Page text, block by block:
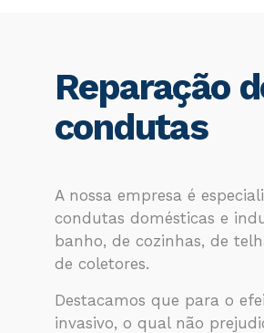
Reparação
condutas
A nossa empresa é
condutas domésticas e
banho, de cozinhas, de
de coletores.
Destacamos que para o
invasivo, o qual não